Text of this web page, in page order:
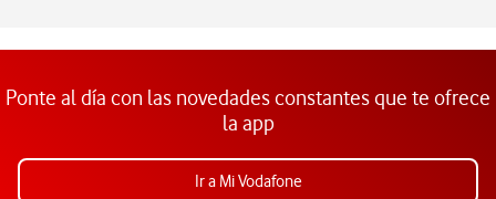
Ponte al día con las novedades constantes que te ofrece
la app
Ir a Mi Vodafone